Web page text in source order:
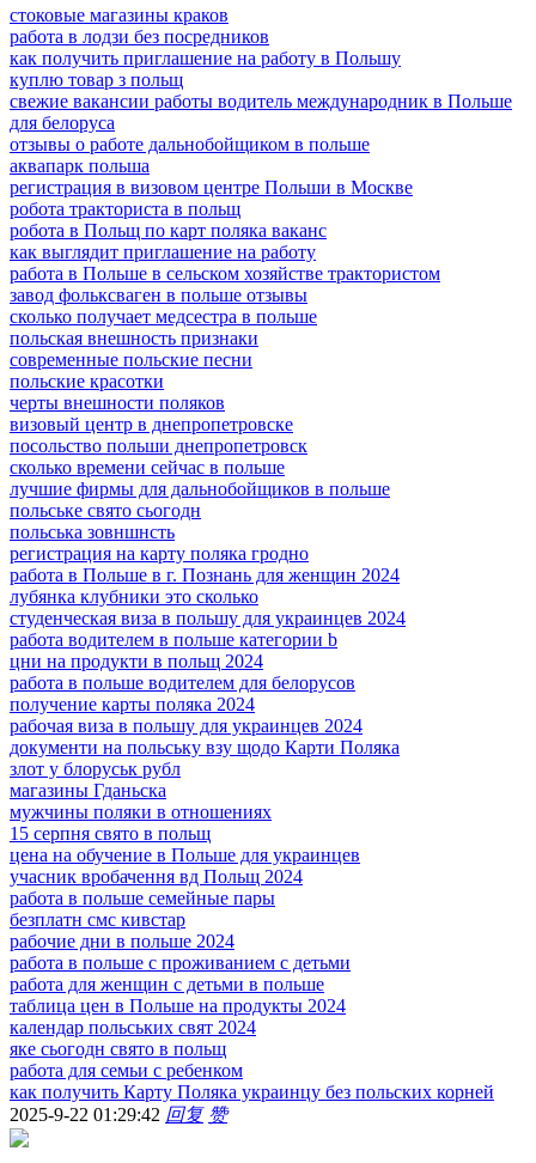
стоковые магазины краков
работа в лодзи без посредников
как получить приглашение на работу в Польшу
куплю товар з польщ
свежие вакансии работы водитель международник в Польше
для белоруса
отзывы о работе дальнобойщиком в польше
аквапарк польша
регистрация в визовом центре Польши в Москве
робота тракториста в польщ
робота в Польщ по карт поляка ваканс
как выглядит приглашение на работу
работа в Польше в сельском хозяйстве трактористом
завод фольксваген в польше отзывы
сколько получает медсестра в польше
польская внешность признаки
современные польские песни
польские красотки
черты внешности поляков
визовый центр в днепропетровске
посольство польши днепропетровск
сколько времени сейчас в польше
лучшие фирмы для дальнобойщиков в польше
польське свято сьогодн
польська зовншнсть
регистрация на карту поляка гродно
работа в Польше в г. Познань для женщин 2024
лубянка клубники это сколько
студенческая виза в польшу для украинцев 2024
работа водителем в польше категории b
цни на продукти в польщ 2024
работа в польше водителем для белорусов
получение карты поляка 2024
рабочая виза в польшу для украинцев 2024
документи на польську взу щодо Карти Поляка
злот у блоруськ рубл
магазины Гданьска
мужчины поляки в отношениях
15 серпня свято в польщ
цена на обучение в Польше для украинцев
учасник вробачення вд Польщ 2024
работа в польше семейные пары
безплатн смс кивстар
рабочие дни в польше 2024
работа в польше с проживанием с детьми
работа для женщин с детьми в польше
таблица цен в Польше на продукты 2024
календар польських свят 2024
яке сьогодн свято в польщ
работа для семьи с ребенком
как получить Карту Поляка украинцу без польских корней
2025-9-22 01:29:42 回复 赞